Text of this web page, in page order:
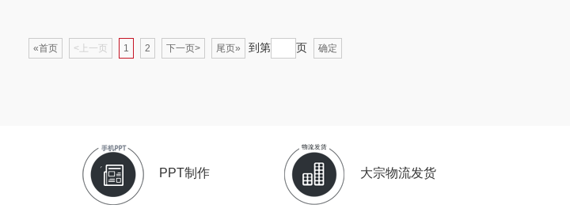
小甘菊 贝弗伦
芬神 昔马
«首页 <上一页 1 2 下一页> 尾页» 到第 页 确定
PPT制作 大宗物流发货